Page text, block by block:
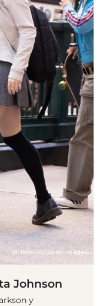
(© IMAGO/Cover-Images)
Johnson
y